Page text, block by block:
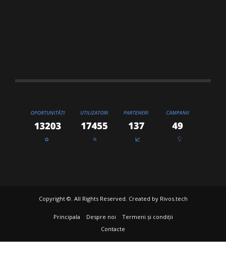
Copyright ©. All Rights Reserved. Created by Rivos.tech
Principala Despre noi
Termeni și condiții
Contacte